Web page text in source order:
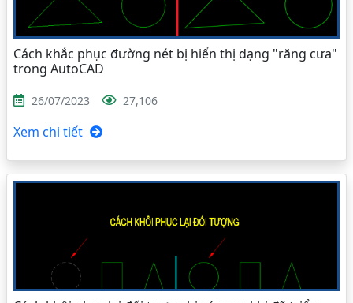
Cách khắc phục đường nét bị hiển thị dạng "răng cưa"
trong AutoCAD
26/07/2023 27,106
Xem chi tiết